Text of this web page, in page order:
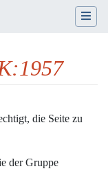
die Seite zu
der Gruppe